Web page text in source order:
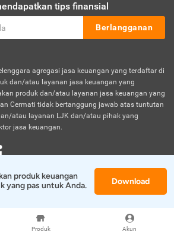
Produk Akun
tips finansial
Berlangganan
agregasi jasa keuangan yang terdaftar di
dan/atau layanan jasa keuangan yang
produk dan/atau layanan jasa keuangan yang
Cermati tidak bertanggung jawab atas tuntutan
atau layanan LJK dan/atau pihak yang
jasa keuangan.
Reserved.
produk keuangan
yang pas untuk Anda.
Download